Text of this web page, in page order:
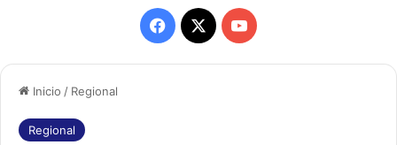
Inicio / Regional
Regional
F
a
X
Y
o